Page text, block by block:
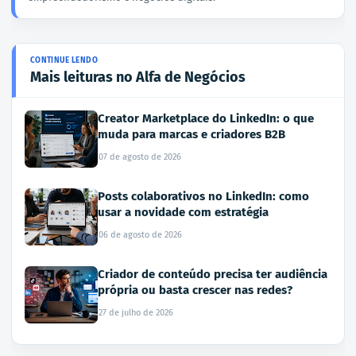
Mais leituras no Alfa de Negócios
Creator Marketplace do LinkedIn: o que
muda para marcas e criadores B2B
07 de agosto de 2026
Posts colaborativos no LinkedIn: como
usar a novidade com estratégia
06 de agosto de 2026
Criador de conteúdo precisa ter audiência
própria ou basta crescer nas redes?
27 de julho de 2026